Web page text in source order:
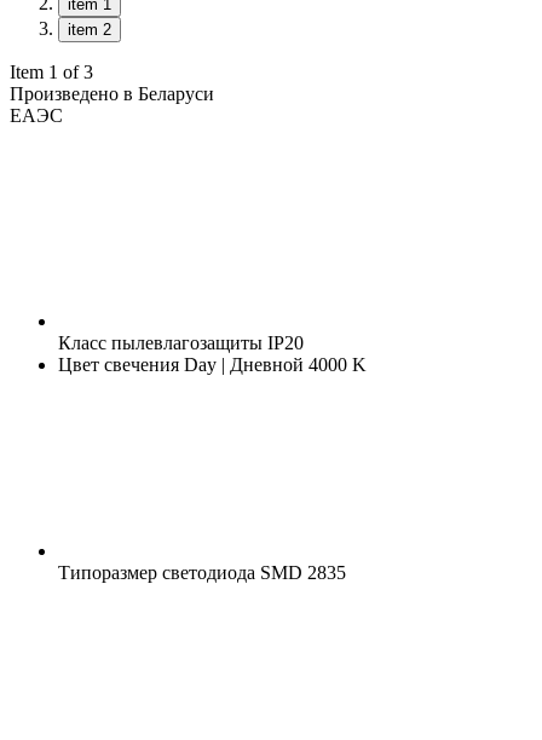
item 1
item 2
Item 1 of 3
Произведено в Беларуси
ЕАЭС
Класс пылевлагозащиты IP20
Цвет свечения Day | Дневной 4000 K
Типоразмер светодиода SMD 2835